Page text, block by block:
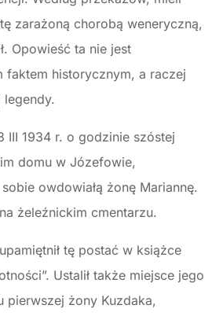
zarażoną chorobą weneryczną,
Opowieść ta nie jest
faktem historycznym, a raczej
legendy.
III 1934 r. o godzinie szóstej
domu w Józefowie,
owdowiałą żonę Mariannę.
żeleźnickim cmentarzu.
tę postać w książce
Ustalił także miejsce jego
pierwszej żony Kuzdaka,